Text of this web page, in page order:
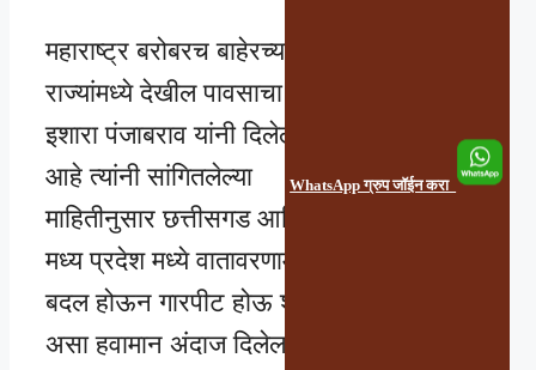
महाराष्ट्र बरोबरच बाहेरच्या
राज्यांमध्ये देखील पावसाचा
इशारा पंजाबराव यांनी दिलेला
आहे त्यांनी सांगितलेल्या
माहितीनुसार छत्तीसगड आणि
मध्य प्रदेश मध्ये वातावरणामध्ये
बदल होऊन गारपीट होऊ शकते
असा हवामान अंदाज दिलेला
WhatsApp ग्रुप जॉईन करा